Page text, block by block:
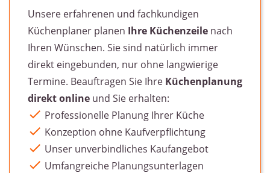
Unsere erfahrenen und fachkundigen
Küchenplaner planen Ihre Küchenzeile nach
Ihren Wünschen. Sie sind natürlich immer
direkt eingebunden, nur ohne langwierige
Termine. Beauftragen Sie Ihre Küchenplanung
direkt online und Sie erhalten:
Professionelle Planung Ihrer Küche
Konzeption ohne Kaufverpflichtung
Unser unverbindliches Kaufangebot
Umfangreiche Planungsunterlagen